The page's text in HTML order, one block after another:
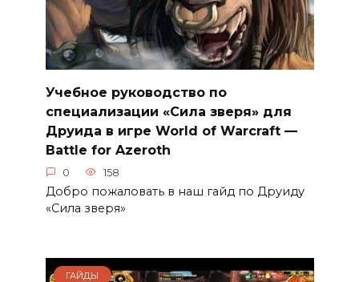
Учебное руководство по
специализации «Сила зверя» для
Друида в игре World of Warcraft —
Battle for Azeroth
0 158
Добро пожаловать в наш гайд по Друиду
«Сила зверя»
ГАЙДЫ